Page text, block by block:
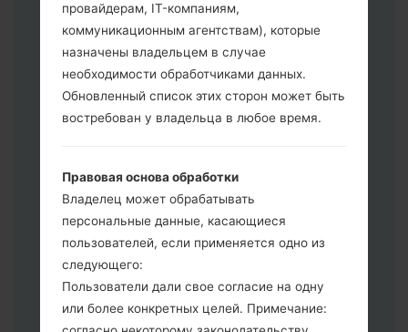
CSC _ ***: "Country & Region & Operator"
HOME_CSC _ ***: "Country & Region &
Operator"
Добавьте все файлы в программу Odin
3.
Если вы хотите прошить телефон и
выберите HOME_CSC _ *** для
сохранения Ваших данных.
Теперь выключите устройство и
войдите в "Download" режим. Все
методы как это сделать:
Нажмите и удерживайте клавиши:
питание, громкости и Bixbi.
провайдерам, IT-компаниям,
коммуникационным агентствам), которые
назначены владельцем в случае
необходимости обработчиками данных.
Обновленный список этих сторон может быть
востребован у владельца в любое время.
Правовая основа обработки
Владелец может обрабатывать
персональные данные, касающиеся
пользователей, если применяется одно из
следующего:
Пользователи дали свое согласие на одну
или более конкретных целей. Примечание: